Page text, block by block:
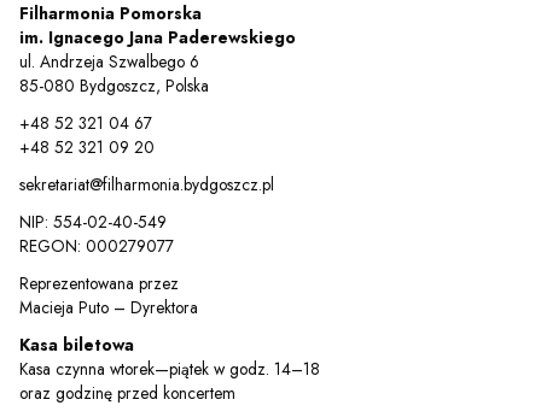
Filharmonia Pomorska
im. Ignacego Jana Paderewskiego
ul. Andrzeja Szwalbego 6
85-080 Bydgoszcz, Polska
+48 52 321 04 67
+48 52 321 09 20
sekretariat@filharmonia.bydgoszcz.pl
NIP: 554-02-40-549
REGON: 000279077
Reprezentowana przez
Macieja Puto – Dyrektora
Kasa biletowa
Kasa czynna wtorek—piątek w godz. 14–18
oraz godzinę przed koncertem